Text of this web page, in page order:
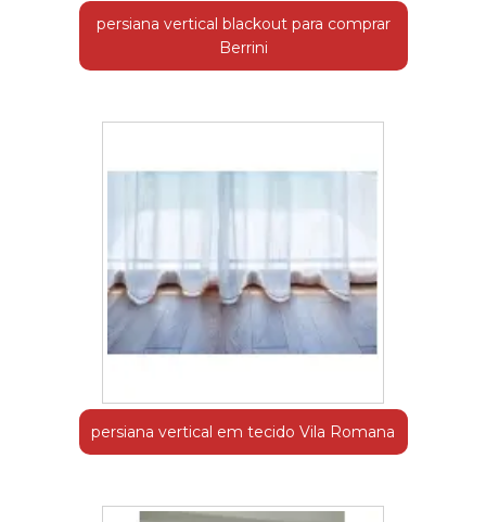
persiana vertical blackout para comprar
Berrini
persiana vertical em tecido Vila Romana